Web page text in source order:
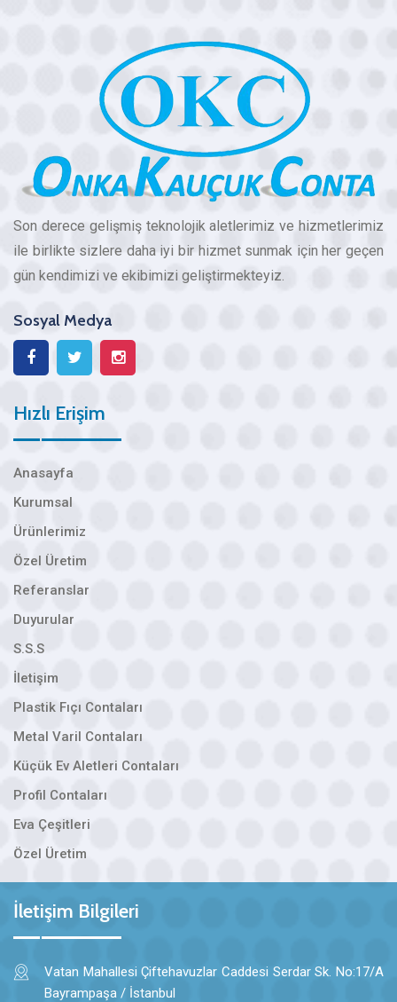
Son derece gelişmiş teknolojik aletlerimiz ve hizmetlerimiz
ile birlikte sizlere daha iyi bir hizmet sunmak için her geçen
gün kendimizi ve ekibimizi geliştirmekteyiz.
Sosyal Medya
Hızlı Erişim
Anasayfa
Kurumsal
Ürünlerimiz
Özel Üretim
Referanslar
Duyurular
S.S.S
İletişim
Plastik Fıçı Contaları
Metal Varil Contaları
Küçük Ev Aletleri Contaları
Profil Contaları
Eva Çeşitleri
Özel Üretim
İletişim Bilgileri
Vatan Mahallesi Çiftehavuzlar Caddesi Serdar Sk. No:17/A
Bayrampaşa / İstanbul